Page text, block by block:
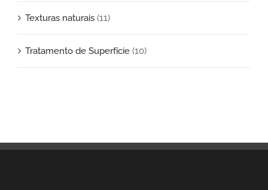
Texturas naturais (11)
Tratamento de Superfície (10)